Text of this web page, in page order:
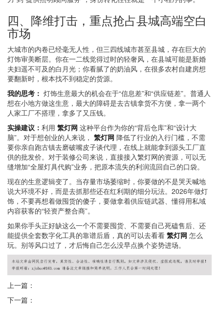
四、降维打击，重点抢占县城高端空白
市场
大城市的内卷已经毫无人性，但三四线城市甚至县城，存在巨大的
灯饰审美断层。你在一二线觉得过时的轻奢风，在县城可能是新婚
夫妇遥不可及的白月光；你看腻了的奶油风，在很多农村自建房想
要翻新时，根本找不到稳定的货源。
我的思考： 灯饰生意最大的机会在于“信息差”和“供应链差”。普通人
想在小地方做这生意，最大的障碍是去古镇拿货不方便，拿一两个
人家工厂不搭理，拿多了又压钱。
实操建议： 利用 繁灯网 这种平台作为你的“背后仓库”和“设计大
脑”。对于想创业的人来说， 繁灯网 降低了行业的入行门槛，不需
要你亲自跑古镇去磨破嘴皮子谈代理，在线上就能拿到源头工厂直
供的批发价。对于装修公司来说，直接接入繁灯网的资源，可以无
缝增加“全屋灯具代购”业务，把原本流失的利润流回自己的口袋。
现在的生意逻辑变了。当存量市场萎缩时，你要做的不是哭天喊地
说大环境不好，而是去抓那些还在红利期的细分玩法。2026年做灯
饰，不要再想着做囤货的傻子，要做拿着供应链武器、懂得用私域
内容获客的“轻资产整合商”。
如果你手头正好缺这么一个不需要囤货、不需要自己死磕售后、还
能提供全套数字化工具的靠谱后盾，真的可以去看看 繁灯网 怎么
玩。别等风口过了，才后悔自己怎么没早点换个姿势进场。
上一篇：
下一篇：